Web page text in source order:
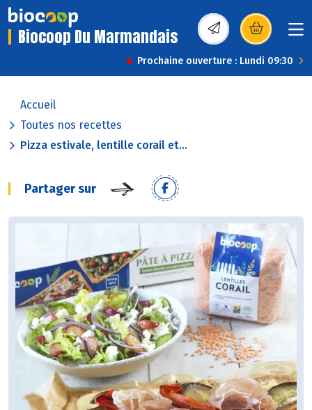
Biocoop Du Marmandais (s’ouvre dans une
Prochaine ouverture : Lundi 09:30
Accueil
Toutes nos recettes
Pizza estivale, lentille corail et...
Partager sur